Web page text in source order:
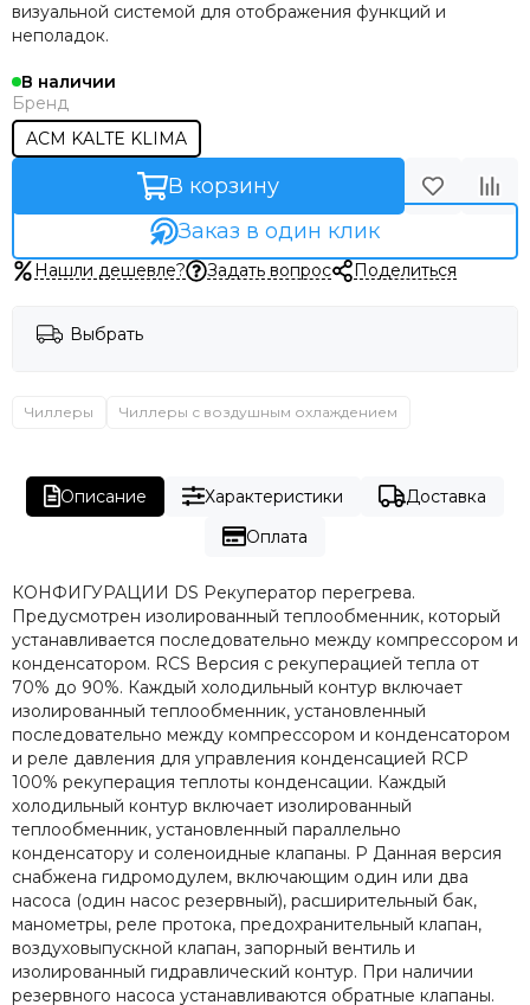
визуальной системой для отображения функций и
неполадок.
В наличии
Бренд
ACM KALTE KLIMA
В корзину
Заказ в один клик
Нашли дешевле? Задать вопрос Поделиться
Выбрать
Чиллеры Чиллеры с воздушным охлаждением
Описание Характеристики
Доставка
Оплата
КОНФИГУРАЦИИ DS Рекуператор перегрева.
Предусмотрен изолированный теплообменник, который
устанавливается последовательно между компрессором и
конденсатором. RCS Версия с рекуперацией тепла от
70% до 90%. Каждый холодильный контур включает
изолированный теплообменник, установленный
последовательно между компрессором и конденсатором
и реле давления для управления конденсацией RCP
100% рекуперация теплоты конденсации. Каждый
холодильный контур включает изолированный
теплообменник, установленный параллельно
конденсатору и соленоидные клапаны. P Данная версия
снабжена гидромодулем, включающим один или два
насоса (один насос резервный), расширительный бак,
манометры, реле протока, предохранительный клапан,
воздуховыпускной клапан, запорный вентиль и
изолированный гидравлический контур. При наличии
резервного насоса устанавливаются обратные клапаны.